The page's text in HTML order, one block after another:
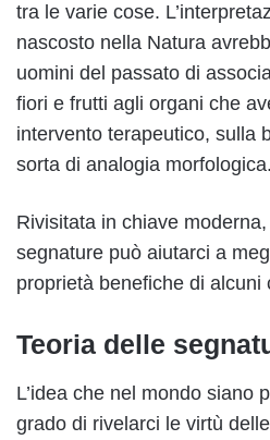
tra le varie cose.
nascosto nella Natura
uomini del passato di
fiori e frutti agli organi che
intervento terapeutico, sulla
sorta di analogia morfologica.
Rivisitata in chiave
segnature può aiutarci a
proprietà benefiche di alcuni
Teoria delle
L’idea che nel mondo siano
grado di rivelarci le virtù